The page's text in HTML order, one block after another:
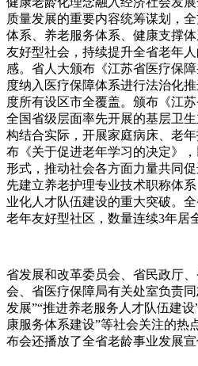
质量发展的重要内容统筹谋划，
体系、养老服务体系、健康支撑
友好型社会，持续提升全省老年
感。省人大颁布《江苏省医疗保
度纳入医疗保障体系进行法治化
度所有设区市全覆盖。颁布《江
全国省级层面率先开展的基层卫
构结合实际，开展家庭病床、老
布《关于促进老年学习的决定》
形式，推动社会各方面力量共同
先建立养老护理专业技术职称体
业化人才队伍建设的重大突破。
老年友好型社区，数量连续3年居
省发展和改革委员会、省民政厅
会、省医疗保障局有关处室负责
发展”“推进养老服务人才队伍建
康服务体系建设”等社会关注的热
布会还播放了全省老龄事业发展宣